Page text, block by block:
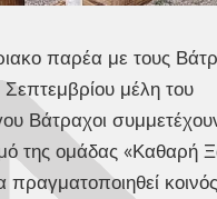
παρέα με τους
μέλη του
Βάτραχοι
της ομάδας «Καθαρή
κοινός